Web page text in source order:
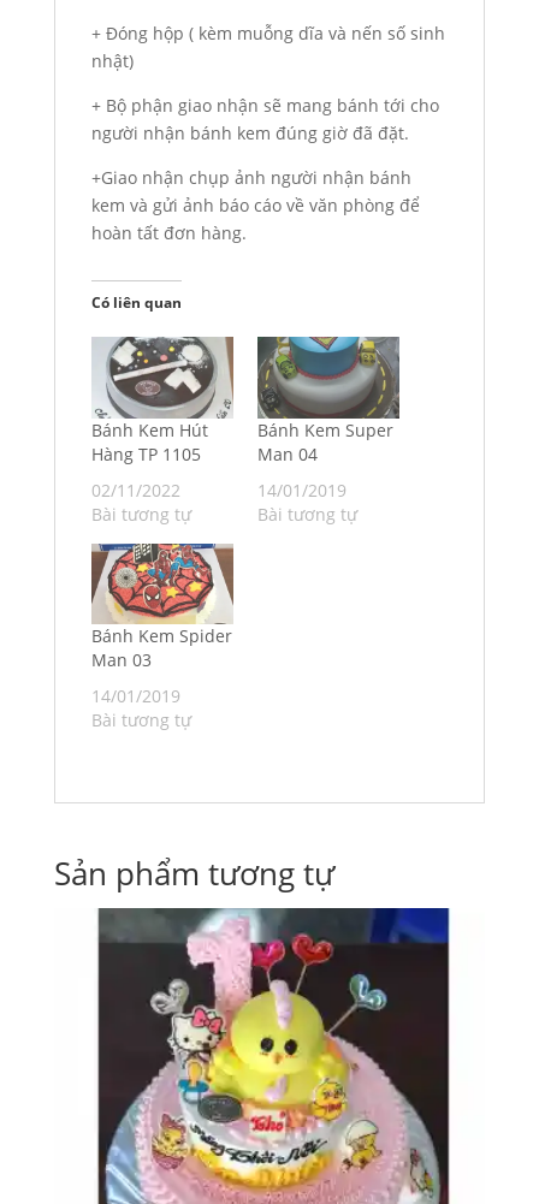
+ Đóng hộp ( kèm muỗng dĩa và nến số sinh
nhật)
+ Bộ phận giao nhận sẽ mang bánh tới cho
người nhận bánh kem đúng giờ đã đặt.
+Giao nhận chụp ảnh người nhận bánh
kem và gửi ảnh báo cáo về văn phòng để
hoàn tất đơn hàng.
Có liên quan
Bánh Kem Hút
Hàng TP 1105
02/11/2022
Bài tương tự
Bánh Kem Super
Man 04
14/01/2019
Bài tương tự
Bánh Kem Spider
Man 03
14/01/2019
Bài tương tự
Sản phẩm tương tự